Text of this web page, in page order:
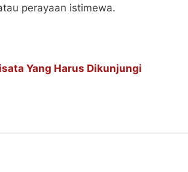
perayaan istimewa.
Yang Harus Dikunjungi